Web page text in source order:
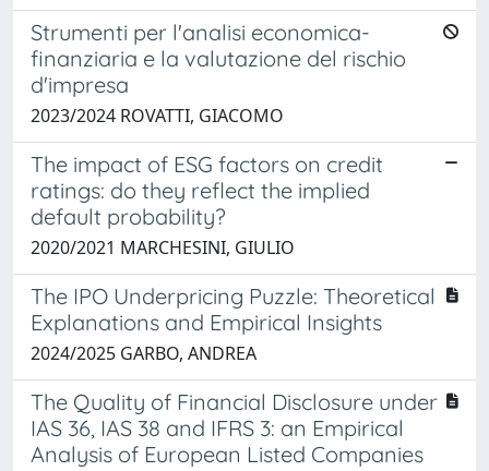
Strumenti per l'analisi economica-
finanziaria e la valutazione del rischio
d'impresa
2023/2024 ROVATTI, GIACOMO
The impact of ESG factors on credit
ratings: do they reflect the implied
default probability?
2020/2021 MARCHESINI, GIULIO
The IPO Underpricing Puzzle: Theoretical
Explanations and Empirical Insights
2024/2025 GARBO, ANDREA
The Quality of Financial Disclosure under
IAS 36, IAS 38 and IFRS 3: an Empirical
Analysis of European Listed Companies